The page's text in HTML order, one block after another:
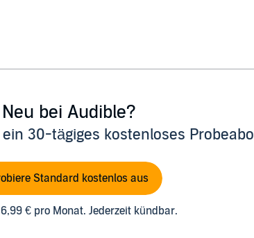
Neu bei Audible?
30-tägiges kostenloses Probeabo
Standard kostenlos aus
€ pro Monat. Jederzeit kündbar.